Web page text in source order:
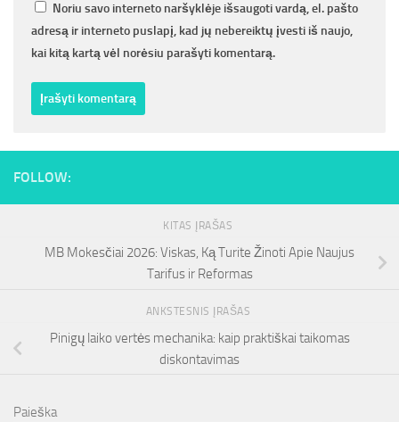
Noriu savo interneto naršyklėje išsaugoti vardą, el. pašto
adresą ir interneto puslapį, kad jų nebereiktų įvesti iš naujo,
kai kitą kartą vėl norėsiu parašyti komentarą.
FOLLOW:
KITAS ĮRAŠAS
MB Mokesčiai 2026: Viskas, Ką Turite Žinoti Apie Naujus
Tarifus ir Reformas
ANKSTESNIS ĮRAŠAS
Pinigų laiko vertės mechanika: kaip praktiškai taikomas
diskontavimas
Paieška